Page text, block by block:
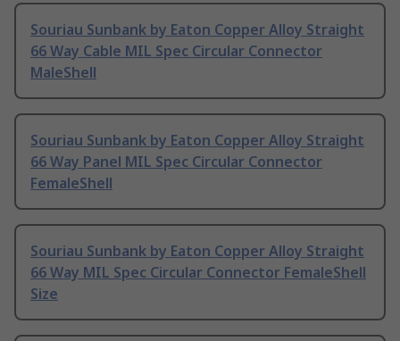
Souriau Sunbank by Eaton Copper Alloy Straight
66 Way Cable MIL Spec Circular Connector
MaleShell
Souriau Sunbank by Eaton Copper Alloy Straight
66 Way Panel MIL Spec Circular Connector
FemaleShell
Souriau Sunbank by Eaton Copper Alloy Straight
66 Way MIL Spec Circular Connector FemaleShell
Size